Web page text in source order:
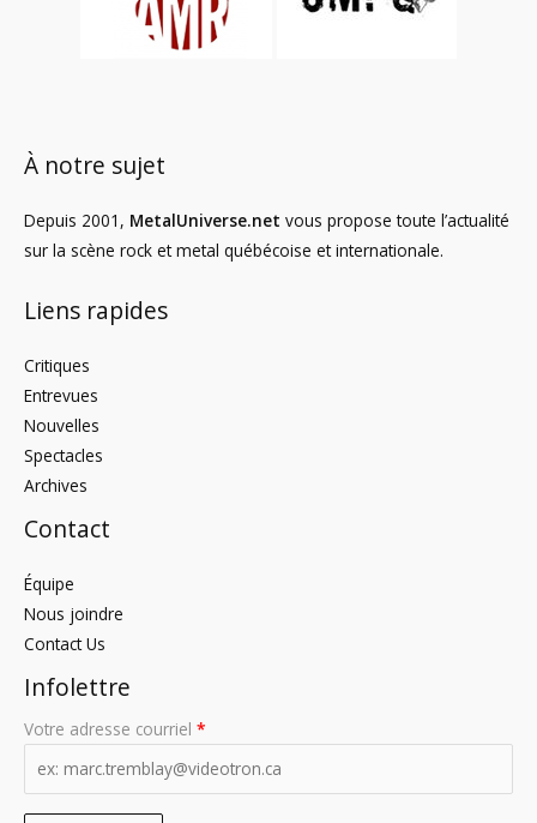
À notre sujet
Depuis 2001, MetalUniverse.net vous propose toute l’actualité
sur la scène rock et metal québécoise et internationale.
Liens rapides
Critiques
Entrevues
Nouvelles
Spectacles
Archives
Contact
Équipe
Nous joindre
Contact Us
Infolettre
Votre adresse courriel *